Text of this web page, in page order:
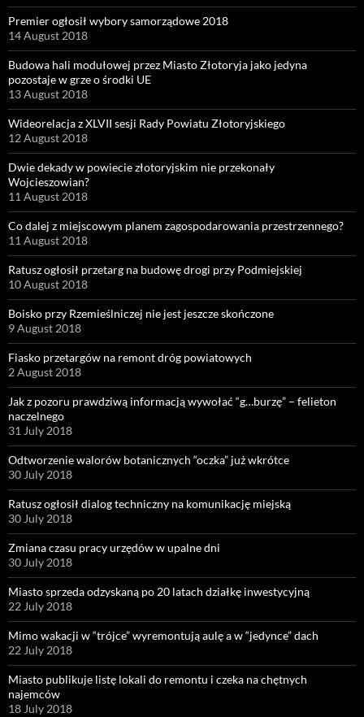
Premier ogłosił wybory samorządowe 2018
14 August 2018
Budowa hali modułowej przez Miasto Złotoryja jako jedyna
pozostaje w grze o środki UE
13 August 2018
Wideorelacja z XLVII sesji Rady Powiatu Złotoryjskiego
12 August 2018
Dwie dekady w powiecie złotoryjskim nie przekonały
Wojcieszowian?
11 August 2018
Co dalej z miejscowym planem zagospodarowania przestrzennego?
11 August 2018
Ratusz ogłosił przetarg na budowę drogi przy Podmiejskiej
10 August 2018
Boisko przy Rzemieślniczej nie jest jeszcze skończone
9 August 2018
Fiasko przetargów na remont dróg powiatowych
2 August 2018
Jak z pozoru prawdziwą informacją wywołać “g…burzę” – felieton
naczelnego
31 July 2018
Odtworzenie walorów botanicznych “oczka” już wkrótce
30 July 2018
Ratusz ogłosił dialog techniczny na komunikację miejską
30 July 2018
Zmiana czasu pracy urzędów w upalne dni
30 July 2018
Miasto sprzeda odzyskaną po 20 latach działkę inwestycyjną
22 July 2018
Mimo wakacji w “trójce” wyremontują aulę a w “jedynce” dach
22 July 2018
Miasto publikuje listę lokali do remontu i czeka na chętnych
najemców
18 July 2018